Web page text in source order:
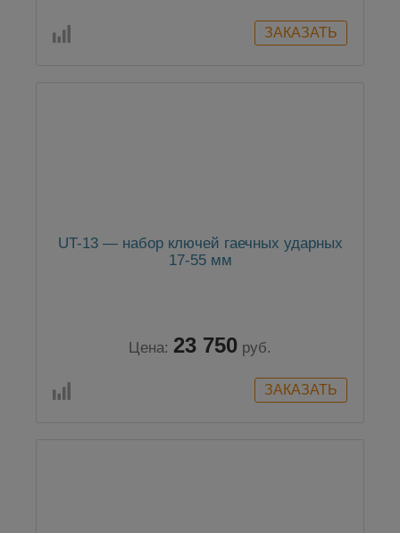
UT-13 — набор ключей гаечных ударных
17-55 мм
Цена: 23 750 руб.